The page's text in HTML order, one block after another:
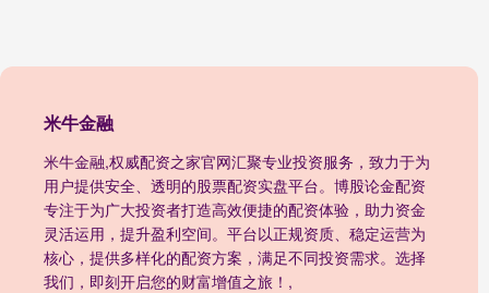
米牛金融
米牛金融,权威配资之家官网汇聚专业投资服务，致力于为
用户提供安全、透明的股票配资实盘平台。博股论金配资
专注于为广大投资者打造高效便捷的配资体验，助力资金
灵活运用，提升盈利空间。平台以正规资质、稳定运营为
核心，提供多样化的配资方案，满足不同投资需求。选择
我们，即刻开启您的财富增值之旅！,